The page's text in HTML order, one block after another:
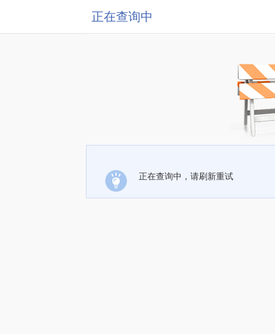
正在查询中
正在查询中，请刷新重试